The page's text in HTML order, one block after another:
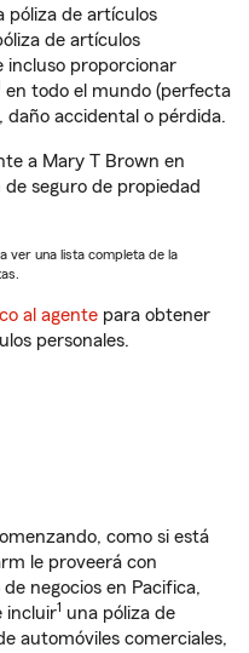
póliza de artículos
de artículos
incluso proporcionar
en todo el mundo (perfecta
daño accidental o pérdida.
a Mary T Brown en
seguro de propiedad
ver una lista completa de la
al agente para obtener
personales.
como si está
le proveerá con
negocios en Pacifica,
incluir1 una póliza de
automóviles comerciales,